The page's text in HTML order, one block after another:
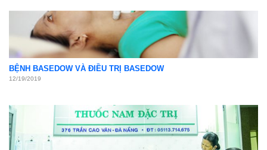
BỆNH BASEDOW VÀ ĐIỀU TRỊ BASEDOW
12/19/2019